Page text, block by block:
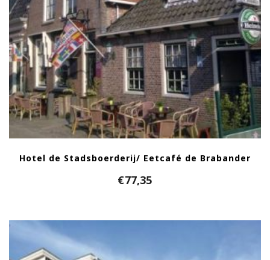
Hotel de Stadsboerderij/ Eetcafé de Brabander
€77,35